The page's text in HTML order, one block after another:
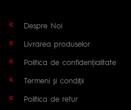
Despre Noi
Livrarea produselor
Politica de confidențialitate
Termeni și condiții
Politica de retur